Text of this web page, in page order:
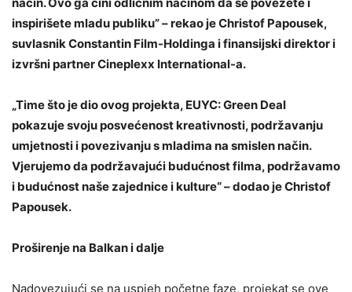
inspirišete mladu publiku” – rekao je Christof Papousek,
suvlasnik Constantin Film-Holdinga i finansijski direktor i
izvršni partner Cineplexx International-a.
„Time što je dio ovog projekta, EUYC: Green Deal
pokazuje svoju posvećenost kreativnosti, podržavanju
umjetnosti i povezivanju s mladima na smislen način.
Vjerujemo da podržavajući budućnost filma, podržavamo
i budućnost naše zajednice i kulture“ – dodao je Christof
Papousek.
Proširenje na Balkan i dalje
Nadovezujući se na uspjeh početne faze, projekat se ove